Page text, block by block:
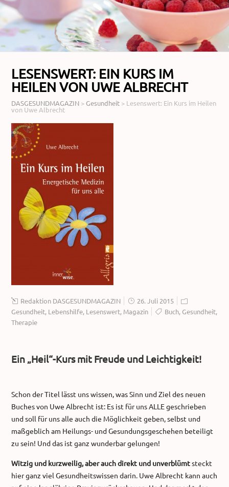
LESENSWERT: EIN KURS IM
HEILEN VON UWE ALBRECHT
DASGESUNDMAGAZIN >Gesundheit > Lesenswert: Ein Kurs im Heilen
von Uwe Albrecht
Redaktion DASGESUNDMAGAZIN
26. Juli 2015
Gesundheit, Lebenshilfe, Lesenswert, Magazin Buch,Gesundheit,
Therapie
Ein „Heil“-Kurs mit Freude und Leichtigkeit!
Schon der Titel lässt uns wissen, was Sinn und Ziel des neuen
Buches von Uwe Albrecht ist: Es ist für uns ALLE geschrieben
und soll für uns alle auch die Möglichkeit geben, selbst und
maßgeblich am Heilungs- und Gesundungsgeschehen beteiligt
zu sein! Und das ist ganz wunderbar gelungen!
Witzig und kurzweilig, aber auch direkt und unverblümtsteckt
hier ganz viel Gesundheitswissen darin. Uwe Albrecht kann auch